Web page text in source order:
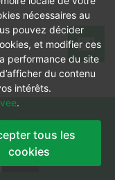
nécessaires au
pouvez décider
et modifier ces
performance du site
du contenu
intérêts.
.
tous les
cookies